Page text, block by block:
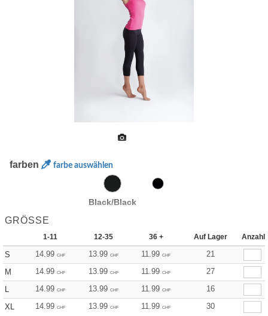
farben farbe auswählen
Black/Black
GRÖSSE
1-11 12-35 36 + Auf Lager Anzahl
S 14.99 CHF 13.99 CHF 11.99 CHF
21
M
14.99 CHF 13.99 CHF 11.99 CHF
27
L
14.99 CHF 13.99 CHF 11.99 CHF
16
XL
14.99 CHF 13.99 CHF 11.99 CHF 30